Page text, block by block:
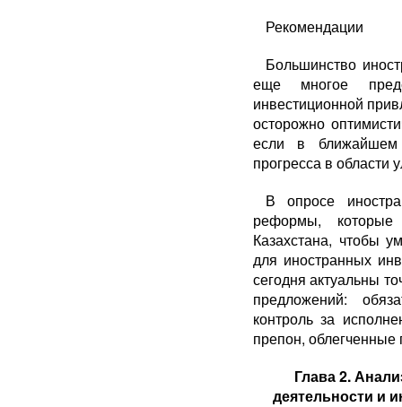
Рекомендации
Большинство
еще многое
инвестиционной
осторожно
если в
прогресса в области
В опросе
реформы, которые
Казахстана, чтобы
для иностранных
сегодня актуаль­ны
предло­жений:
контроль за
препон,
Глава 2.
деятельности и